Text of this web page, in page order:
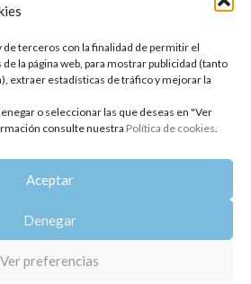
terceros con la finalidad de permitir el
la página web, para mostrar publicidad (tanto
extraer estadísticas de tráfico y mejorar la
o seleccionar las que deseas en "Ver
consulte nuestra Política de cookies.
Aceptar
Denegar
Ver preferencias
12,95
2014-2025Oshadhi España
los derechos reservados.